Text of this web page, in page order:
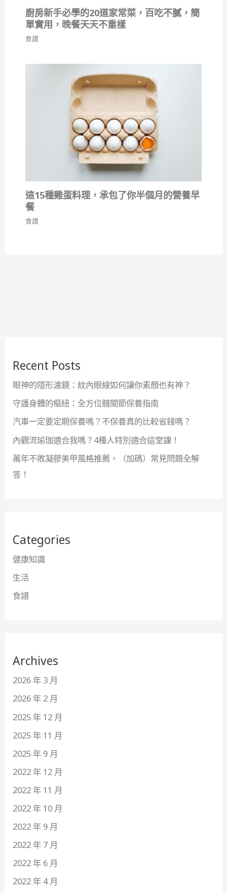
廚房新手必學的20道家常菜，百吃不膩，簡
單實用，晚餐天天不重樣
食譜
這15種雞蛋料理，承包了你半個月的營養早
餐
食譜
Recent Posts
眼神的隱形濾鏡：紋內眼線如何讓你素顏也有神？
守護身體的樞紐：全方位髖關節保養指南
汽車一定要定期保養嗎？不保養真的比較省錢嗎？
內觀流瑜珈適合我嗎？4種人特別適合這堂課！
萬年不敗凝膠美甲風格推薦，（加碼）常見問題全解
答！
Categories
健康知識
生活
食譜
Archives
2026 年 3 月
2026 年 2 月
2025 年 12 月
2025 年 11 月
2025 年 9 月
2022 年 12 月
2022 年 11 月
2022 年 10 月
2022 年 9 月
2022 年 7 月
2022 年 6 月
2022 年 4 月